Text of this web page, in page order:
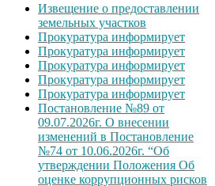
Извещение о предоставлении
земельных участков
Прокуратура информирует
Прокуратура информирует
Прокуратура информирует
Прокуратура информирует
Прокуратура информирует
Постановление №89 от
09.07.2026г. О внесении
изменений в Постановление
№74 от 10.06.2026г. “Об
утверждении Положения Об
оценке коррупционных рисков